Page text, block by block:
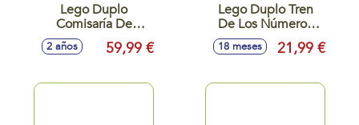
Lego Duplo
Comisaría De
Policía Y
Helicóptero
2 años 59,99 €
Lego Duplo Tren
De Los Números
Aprende A Contar
18 meses 21,99 €